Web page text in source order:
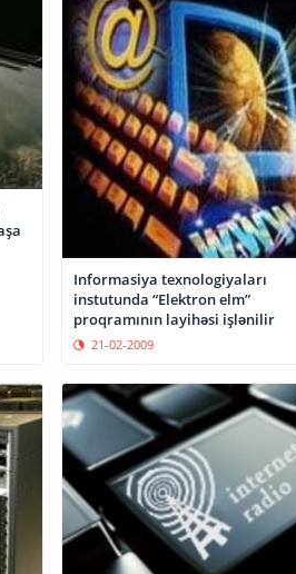
Informasiya texnologiyaları
instutunda “Elektron elm”
proqramının layihəsi işlənilir
21-02-2009